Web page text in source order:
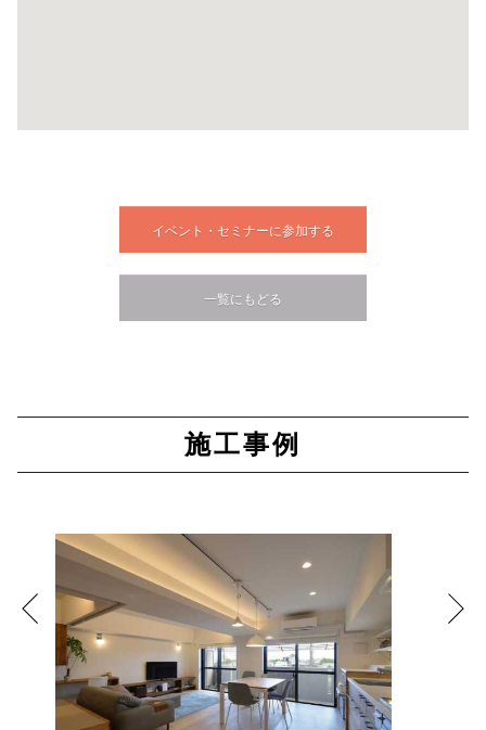
イベント・セミナーに参加する
一覧にもどる
施工事例